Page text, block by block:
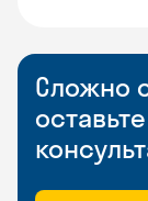
Сложно